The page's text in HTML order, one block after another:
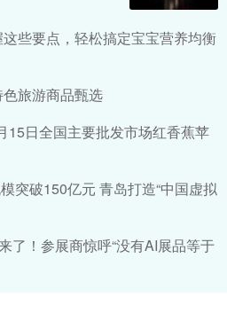
些要点，轻松搞定宝宝营养均衡
旅游商品甄选
15日全国主要批发市场红香蕉苹
突破150亿元 青岛打造“中国虚拟
了！参展商惊呼“没有AI展品等于